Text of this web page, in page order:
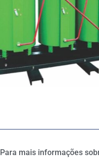
Para mais informações